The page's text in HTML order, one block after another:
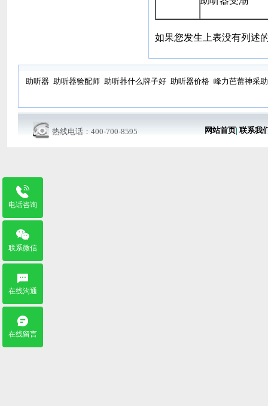
如果您发生上表没有列述
助听器 助听器验配师 助听器什么牌子好 助听器价格 峰力芭蕾神采
热线电话：400-700-8595 网站首页| 联系我
电话咨询
联系微信
在线沟通
在线留言